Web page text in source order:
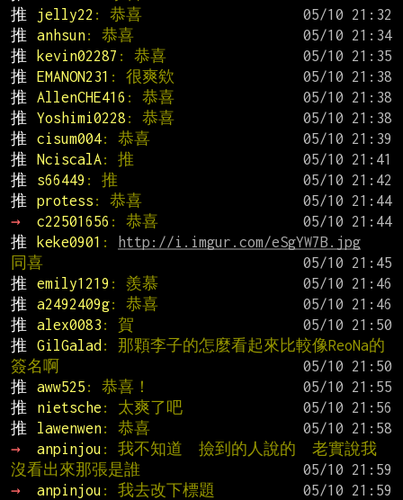
推
jelly22 : 恭喜
推
anhsun: 恭喜
推
kevin02287 : 恭喜
推
EMANON231 : 很爽欸
推
AllenCHE416 : 恭喜
推
Yoshimi0228 : 恭喜
推
cisum004: 恭喜
推
NciscalA: 推
推
s66449 : 推
推
protess : 恭喜
→
c22501656 : 恭喜
推
keke0901 :
http://i.imgur.com/eSgYW7B.jpg
同喜
推
emily1219 : 羨慕
推
a2492409g: 恭喜
推
alex0083 : 賀
推
GilGalad : 那顆李子的怎麼看起來比較像ReoNa的
簽名啊
推
aww525 : 恭喜！
推
nietsche : 太爽了吧
推
lawenwen: 恭喜
→
anpinjou : 我不知道  撿到的人說的  老實說我
沒看出來那張是誰
→
anpinjou : 我去改下標題